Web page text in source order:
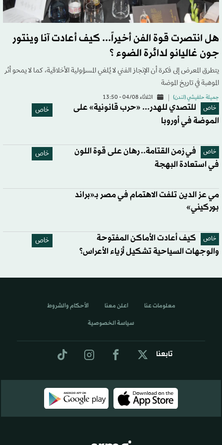
هل انتصرت قوة الفن أخيراً... كيف أعادت آنا وينتور
جون غاليانو لدائرة الضوء ؟
يتطرق المعرض إلى فكرة أن الإنجاز الفني لا يُلغي المسؤولية الأخلاقية، كما لا يمحو أثر
الموهبة في تاريخ الموضة
جميلة حلفيشي (لندن) الثلاثاء 04/08 - 13:50
خاص خاص
للتصدي للهدر... «حرب قانونية» على
الموضة في أوروبا
خاص خاص
في زمن القتامة.. رهان على قوة اللون
في استعادة البهجة
مي عز الدين تلفت الاهتمام في مصر بـ«براند
بوركيني»
خاص خاص
كيف أعادت الأماكن المفتوحة
والوجهات السياحية تشكيل أزياء الأعراس؟
تابعنا
معلومات عنا اعلن معنا الأحكام والشروط
سياسة الخصوصية